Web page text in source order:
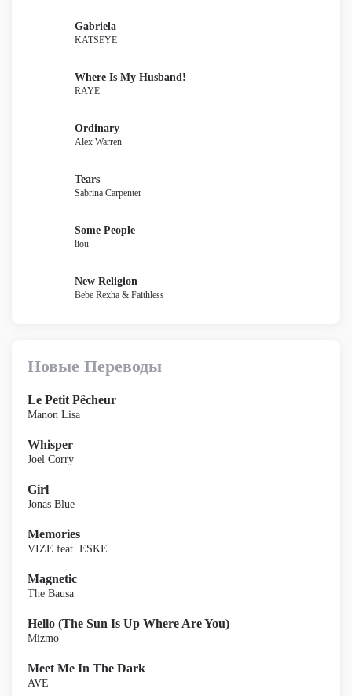
Gabriela
KATSEYE
Where Is My Husband!
RAYE
Ordinary
Alex Warren
Tears
Sabrina Carpenter
Some People
liou
New Religion
Bebe Rexha & Faithless
Новые Переводы
Le Petit Pêcheur
Manon Lisa
Whisper
Joel Corry
Girl
Jonas Blue
Memories
VIZE feat. ESKE
Magnetic
The Bausa
Hello (The Sun Is Up Where Are You)
Mizmo
Meet Me In The Dark
AVE